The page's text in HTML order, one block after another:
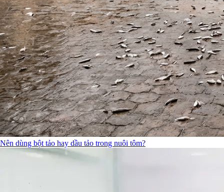
Nên dùng bột tảo hay dầu tảo trong nuôi tôm?